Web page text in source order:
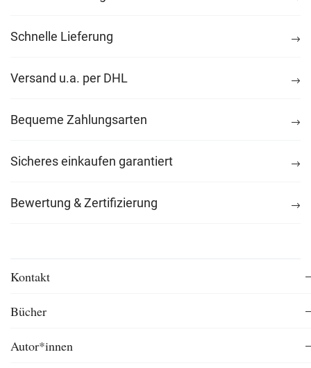
Schnelle Lieferung
Versand u.a. per DHL
Bequeme Zahlungsarten
Sicheres einkaufen garantiert
Bewertung & Zertifizierung
Kontakt
Bücher
Autor*innen